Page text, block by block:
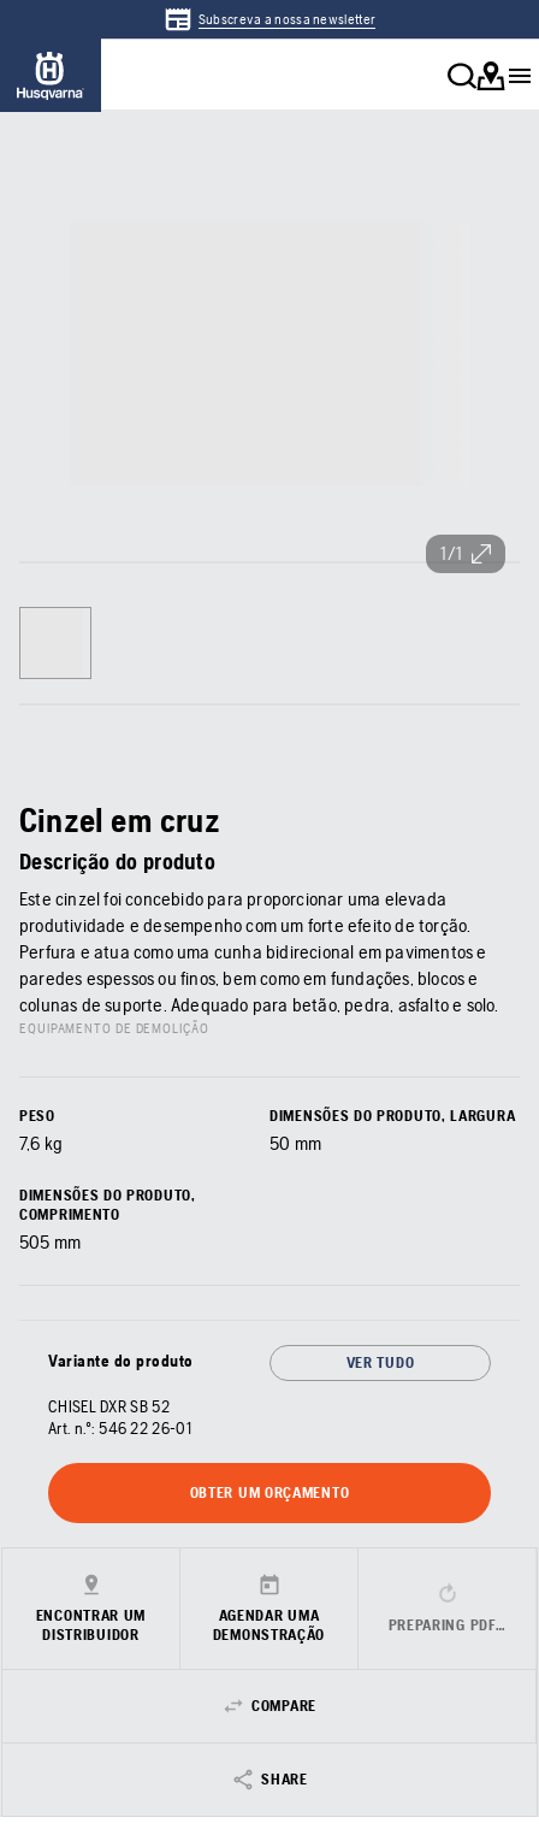
Subscreva a nossa newsletter
1/1
Cinzel em cruz
Descrição do produto
Este cinzel foi concebido para proporcionar uma elevada
produtividade e desempenho com um forte efeito de torção.
Perfura e atua como uma cunha bidirecional em pavimentos e
paredes espessos ou finos, bem como em fundações, blocos e
colunas de suporte. Adequado para betão, pedra, asfalto e solo.
EQUIPAMENTO DE DEMOLIÇÃO
PESO
7,6 kg
DIMENSÕES DO PRODUTO, LARGURA
50 mm
DIMENSÕES DO PRODUTO,
COMPRIMENTO
505 mm
Variante do produto VER TUDO
CHISEL DXR SB 52
Art. n.º: 546 22 26‑01
OBTER UM ORÇAMENTO
ENCONTRAR UM
DISTRIBUIDOR
AGENDAR UMA
DEMONSTRAÇÃO
PREPARING PDF…
COMPARE
SHARE